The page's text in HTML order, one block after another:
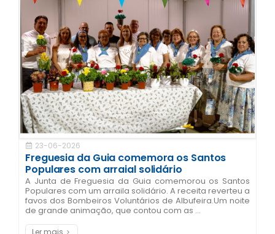
23-06-2026
Freguesia da Guia comemora os Santos
Populares com arraial solidário
A Junta de Freguesia da Guia comemorou os Santos
Populares com um arraila solidário. A receita reverteu a
favos dos Bombeiros Voluntários de Albufeira.Um noite
de grande animação, que contou com as ...
Ler mais